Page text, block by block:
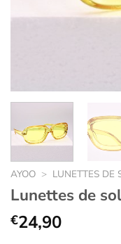
AYOO > LUNETTES DE
Lunettes de
€24,90